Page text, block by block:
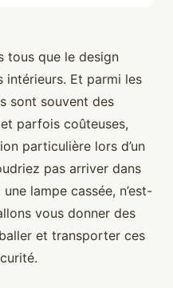
tous que le design
intérieurs. Et parmi les
sont souvent des
parfois coûteuses,
particulière lors d’un
pas arriver dans
lampe cassée, n’est-
vous donner des
et transporter ces